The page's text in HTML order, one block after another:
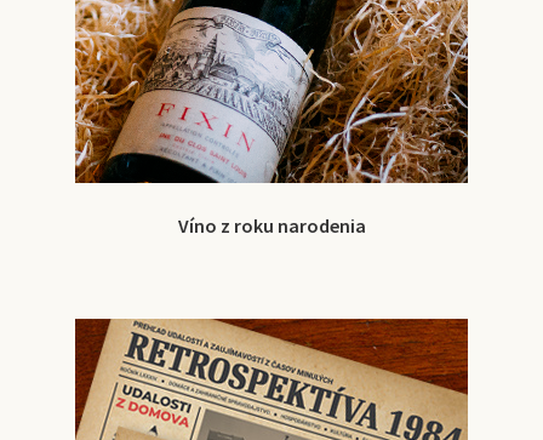
Víno z roku narodenia